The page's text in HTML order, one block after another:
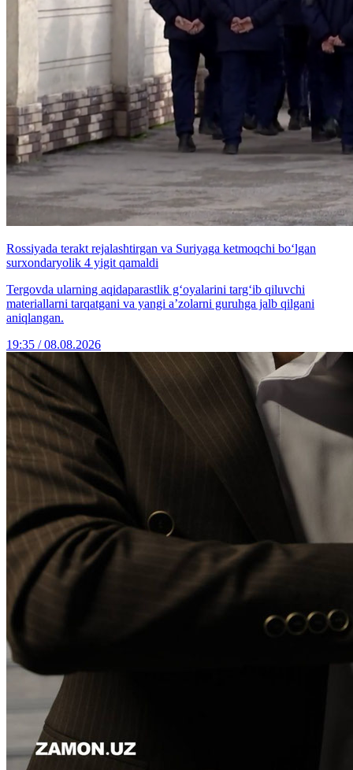
Rossiyada terakt rejalashtirgan va Suriyaga ketmoqchi bo‘lgan
surxondaryolik 4 yigit qamaldi
Tergovda ularning aqidaparastlik g‘oyalarini targ‘ib qiluvchi
materiallarni tarqatgani va yangi a’zolarni guruhga jalb qilgani
aniqlangan.
19:35 / 08.08.2026